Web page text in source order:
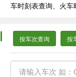
车时刻表查询、火车
按车次查询 按